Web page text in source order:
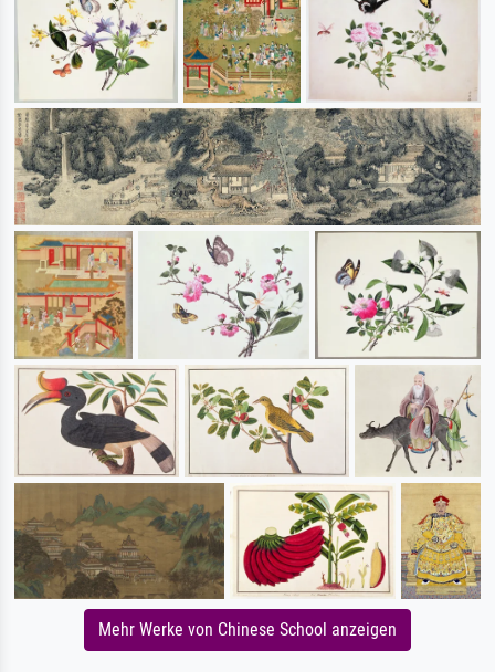
Mehr Werke von Chinese School anzeigen